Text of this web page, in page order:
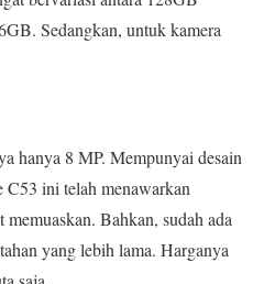
Sedangkan, untuk kamera
hanya 8 MP. Mempunyai desain
C53 ini telah menawarkan
Bahkan, sudah ada
yang lebih lama. Harganya